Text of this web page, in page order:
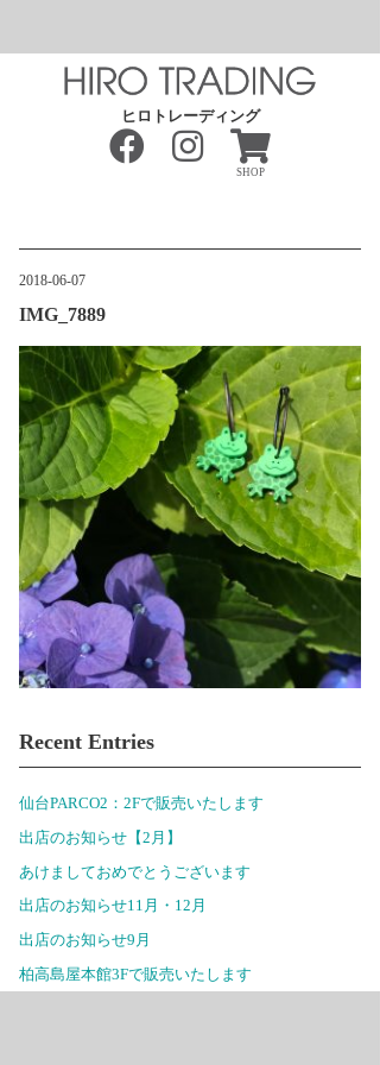
ヒロトレーディング
SHOP
2018-06-07
IMG_7889
Recent Entries
仙台PARCO2：2Fで販売いたします
出店のお知らせ【2月】
あけましておめでとうございます
出店のお知らせ11月・12月
出店のお知らせ9月
柏高島屋本館3Fで販売いたします